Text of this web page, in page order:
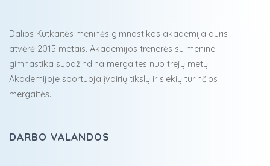
Dalios Kutkaitės meninės gimnastikos akademija duris
atvėrė 2015 metais. Akademijos trenerės su menine
gimnastika supažindina mergaites nuo trejų metų.
Akademijoje sportuoja įvairių tikslų ir siekių turinčios
mergaitės.
DARBO VALANDOS